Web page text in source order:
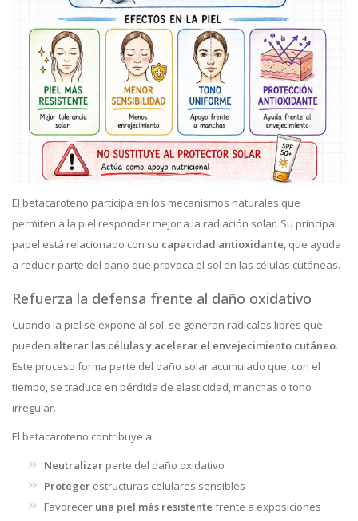
El betacaroteno participa en los mecanismos naturales que
permiten a la piel responder mejor a la radiación solar. Su principal
papel está relacionado con su capacidad antioxidante, que ayuda
a reducir parte del daño que provoca el sol en las células cutáneas.
Refuerza la defensa frente al daño oxidativo
Cuando la piel se expone al sol, se generan radicales libres que
pueden alterar las células y acelerar el envejecimiento cutáneo.
Este proceso forma parte del daño solar acumulado que, con el
tiempo, se traduce en pérdida de elasticidad, manchas o tono
irregular.
El betacaroteno contribuye a:
Neutralizar parte del daño oxidativo
Proteger estructuras celulares sensibles
Favorecer una piel más resistente frente a exposiciones